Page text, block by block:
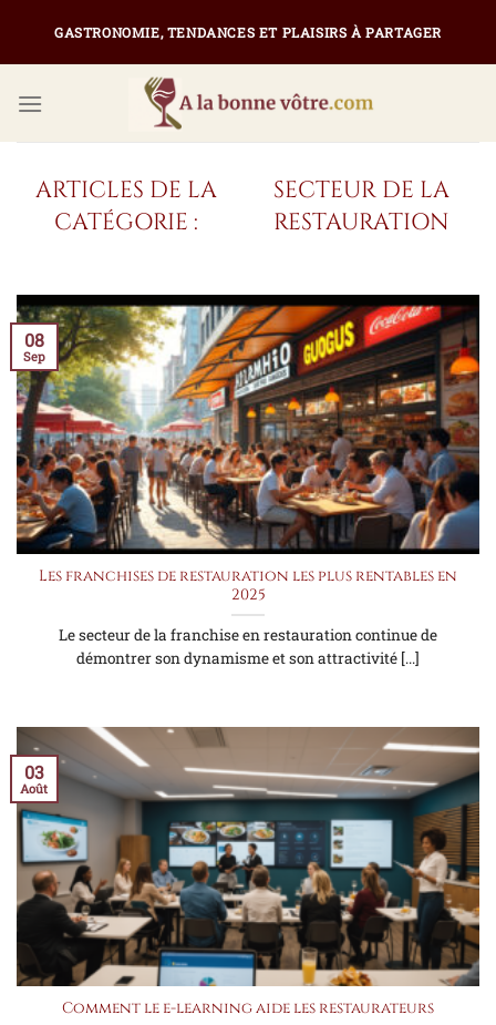
contenu
GASTRONOMIE, TENDANCES ET PLAISIRS À PARTAGER
SECTEUR DE LA
RESTAURATION
Les franchises de restauration les plus rentables en
2025
Le secteur de la franchise en restauration continue de
démontrer son dynamisme et son attractivité [...]
08
Sep
Comment le e-learning aide les restaurateurs
03
Août